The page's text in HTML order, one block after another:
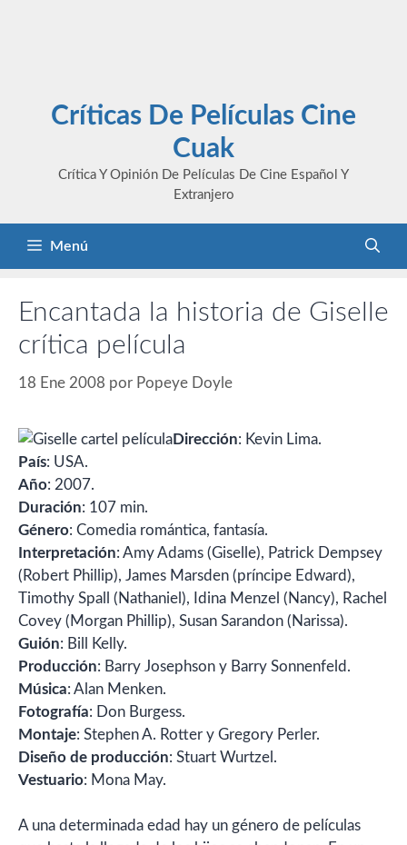
Críticas De Películas Cine
Cuak
Crítica Y Opinión De Películas De Cine Español Y
Extranjero
Menú
Encantada la historia de Giselle
crítica película
18 Ene 2008 por Popeye Doyle
Dirección: Kevin Lima.
País: USA.
Año: 2007.
Duración: 107 min.
Género: Comedia romántica, fantasía.
Interpretación: Amy Adams (Giselle), Patrick Dempsey
(Robert Phillip), James Marsden (príncipe Edward),
Timothy Spall (Nathaniel), Idina Menzel (Nancy), Rachel
Covey (Morgan Phillip), Susan Sarandon (Narissa).
Guión: Bill Kelly.
Producción: Barry Josephson y Barry Sonnenfeld.
Música: Alan Menken.
Fotografía: Don Burgess.
Montaje: Stephen A. Rotter y Gregory Perler.
Diseño de producción: Stuart Wurtzel.
Vestuario: Mona May.
A una determinada edad hay un género de películas